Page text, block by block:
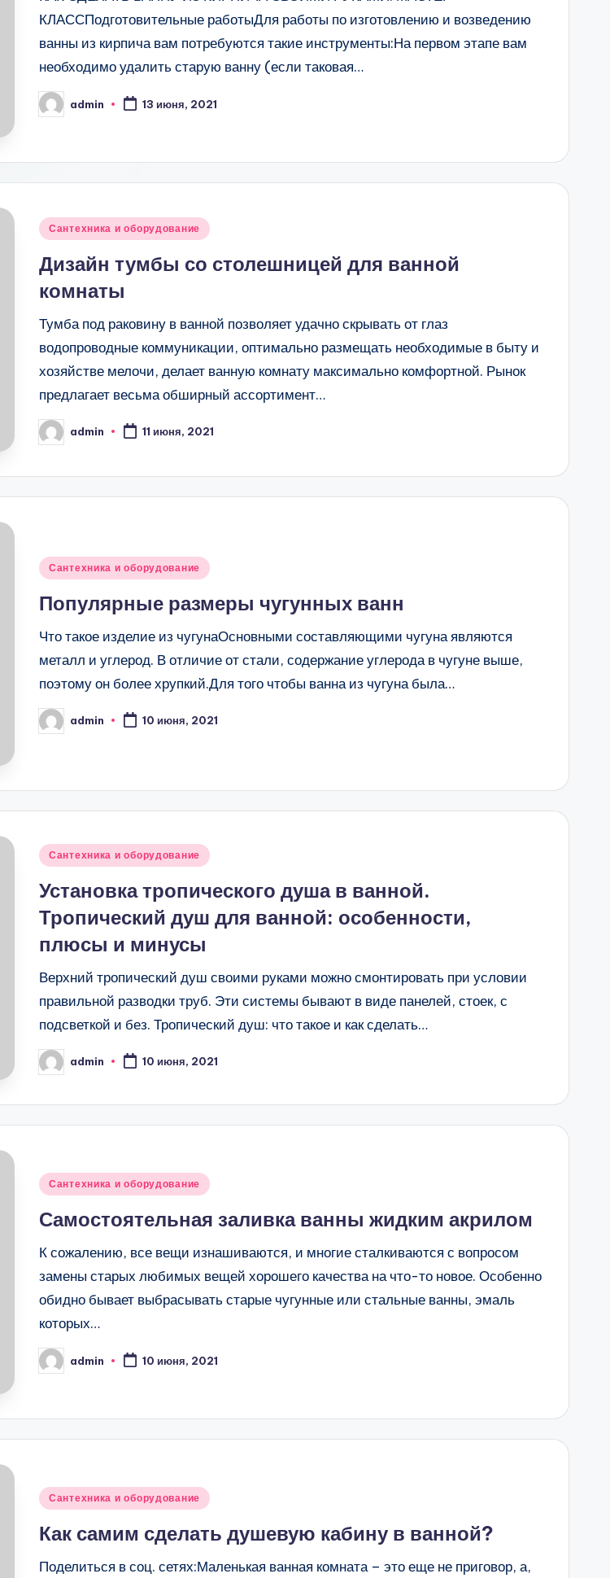
КЛАССПодготовительные работыДля работы по изготовлению и возведению
ванны из кирпича вам потребуются такие инструменты:На первом этапе вам
необходимо удалить старую ванну (если таковая…
Запись
от
admin 13 июня, 2021
Опубликовано
Сантехника и оборудование
Дизайн тумбы со столешницей для ванной
комнаты
Тумба под раковину в ванной позволяет удачно скрывать от глаз
водопроводные коммуникации, оптимально размещать необходимые в быту и
хозяйстве мелочи, делает ванную комнату максимально комфортной. Рынок
предлагает весьма обширный ассортимент…
Запись
от
admin 11 июня, 2021
Опубликовано
Сантехника и оборудование
Популярные размеры чугунных ванн
Что такое изделие из чугунаОсновными составляющими чугуна являются
металл и углерод. В отличие от стали, содержание углерода в чугуне выше,
поэтому он более хрупкий.Для того чтобы ванна из чугуна была…
Запись
от
admin 10 июня, 2021
Опубликовано
Сантехника и оборудование
Установка тропического душа в ванной.
Тропический душ для ванной: особенности,
плюсы и минусы
Верхний тропический душ своими руками можно смонтировать при условии
правильной разводки труб. Эти системы бывают в виде панелей, стоек, с
подсветкой и без. Тропический душ: что такое и как сделать…
Запись
от
admin 10 июня, 2021
Опубликовано
Сантехника и оборудование
Самостоятельная заливка ванны жидким акрилом
К сожалению, все вещи изнашиваются, и многие сталкиваются с вопросом
замены старых любимых вещей хорошего качества на что-то новое. Особенно
обидно бывает выбрасывать старые чугунные или стальные ванны, эмаль
которых…
Запись
от
admin 10 июня, 2021
Опубликовано
Сантехника и оборудование
Как самим сделать душевую кабину в ванной?
Поделиться в соц. сетях:Маленькая ванная комната – это еще не приговор, а,